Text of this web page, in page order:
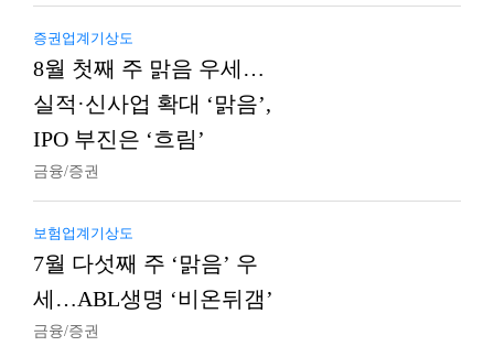
증권업계기상도
8월 첫째 주 맑음 우세…
실적·신사업 확대 ‘맑음’,
IPO 부진은 ‘흐림’
금융/증권
보험업계기상도
7월 다섯째 주 ‘맑음’ 우
세…ABL생명 ‘비온뒤갬’
금융/증권